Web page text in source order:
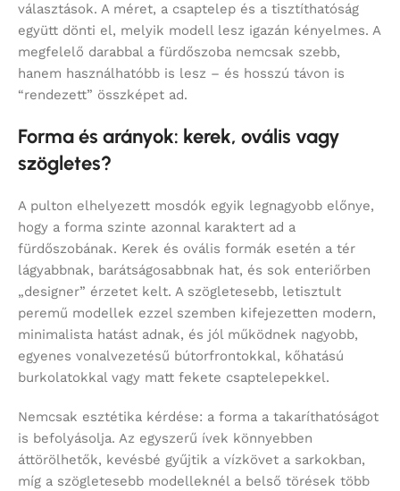
választások. A méret, a csaptelep és a tisztíthatóság
együtt dönti el, melyik modell lesz igazán kényelmes. A
megfelelő darabbal a fürdőszoba nemcsak szebb,
hanem használhatóbb is lesz – és hosszú távon is
“rendezett” összképet ad.
Forma és arányok: kerek, ovális vagy
szögletes?
A pulton elhelyezett mosdók egyik legnagyobb előnye,
hogy a forma szinte azonnal karaktert ad a
fürdőszobának. Kerek és ovális formák esetén a tér
lágyabbnak, barátságosabbnak hat, és sok enteriőrben
„designer” érzetet kelt. A szögletesebb, letisztult
peremű modellek ezzel szemben kifejezetten modern,
minimalista hatást adnak, és jól működnek nagyobb,
egyenes vonalvezetésű bútorfrontokkal, kőhatású
burkolatokkal vagy matt fekete csaptelepekkel.
Nemcsak esztétika kérdése: a forma a takaríthatóságot
is befolyásolja. Az egyszerű ívek könnyebben
áttörölhetők, kevésbé gyűjtik a vízkövet a sarkokban,
míg a szögletesebb modelleknél a belső törések több